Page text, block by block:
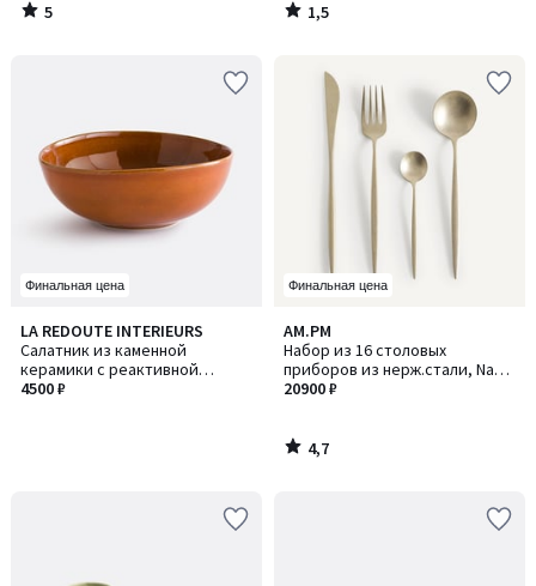
5
/
1,5
/
Финальная цена
LA REDOUTE INTERIEURS
Салатник из каменной
керамики с реактивной
глазурью, диаметр 22,5 см,
4500 ₽
Финальная цена
AM.PM
Набор из 16 столовых
приборов из нерж.стали, Nagi
/ Наджи
20900 ₽
4,7
/ 5
4,7
/